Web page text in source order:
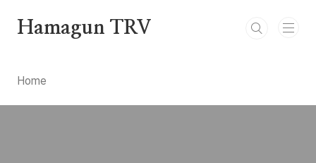
Hamagun TRV
Home